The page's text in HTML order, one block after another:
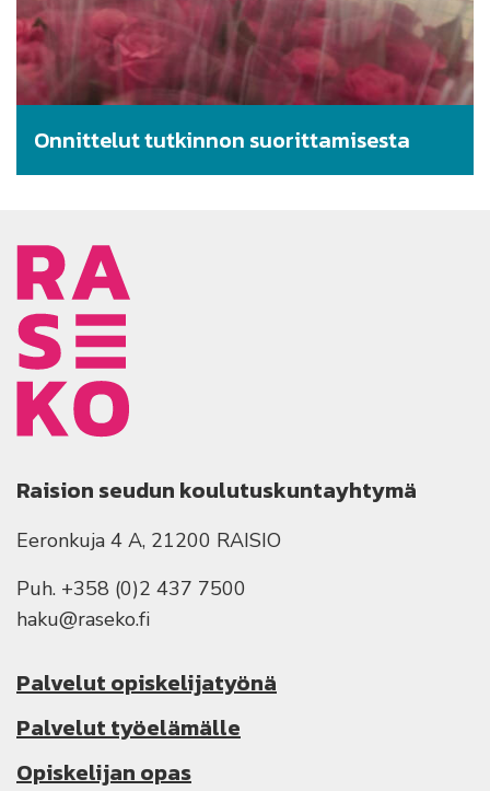
Onnittelut tutkinnon suorittamisesta
Raision seudun koulutuskuntayhtymä
Eeronkuja 4 A, 21200 RAISIO
Puh. +358 (0)2 437 7500
haku@raseko.fi
Palvelut opiskelijatyönä
Palvelut työelämälle
Opiskelijan opas